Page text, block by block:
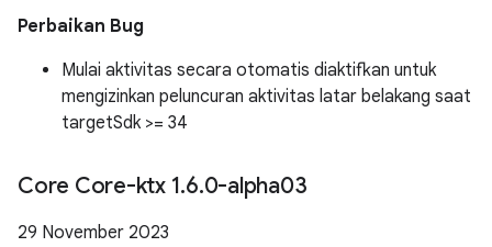
Perbaikan Bug
Mulai aktivitas secara otomatis diaktifkan untuk
mengizinkan peluncuran aktivitas latar belakang saat
targetSdk >= 34
Core Core-ktx 1.6.0-alpha03
29 November 2023